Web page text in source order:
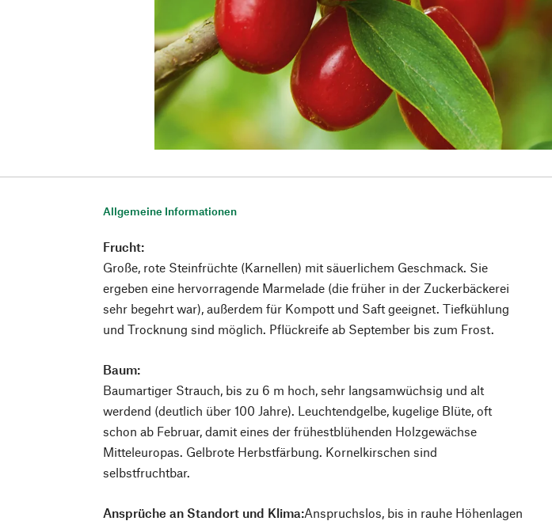
Allgemeine Informationen
Frucht:
Große, rote Steinfrüchte (Karnellen) mit säuerlichem Geschmack. Sie
ergeben eine hervorragende Marmelade (die früher in der Zuckerbäckerei
sehr begehrt war), außerdem für Kompott und Saft geeignet. Tiefkühlung
und Trocknung sind möglich. Pflückreife ab September bis zum Frost.
Baum:
Baumartiger Strauch, bis zu 6 m hoch, sehr langsamwüchsig und alt
werdend (deutlich über 100 Jahre). Leuchtendgelbe, kugelige Blüte, oft
schon ab Februar, damit eines der frühestblühenden Holzgewächse
Mitteleuropas. Gelbrote Herbstfärbung. Kornelkirschen sind
selbstfruchtbar.
Ansprüche an Standort und Klima:Anspruchslos, bis in rauhe Höhenlagen